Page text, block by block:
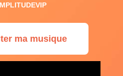
ma musique